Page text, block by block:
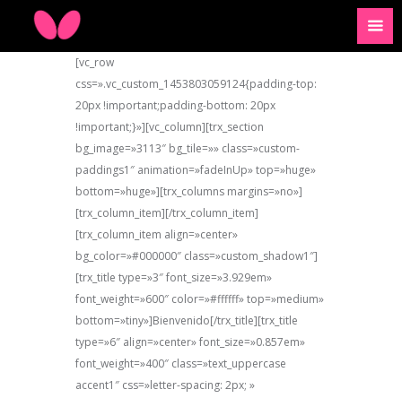
[vc_row
css=».vc_custom_1453803059124{padding-top:
20px !important;padding-bottom: 20px
!important;}»][vc_column][trx_section
bg_image=»3113″ bg_tile=»» class=»custom-
paddings1″ animation=»fadeInUp» top=»huge»
bottom=»huge»][trx_columns margins=»no»]
[trx_column_item][/trx_column_item]
[trx_column_item align=»center»
bg_color=»#000000″ class=»custom_shadow1″]
[trx_title type=»3″ font_size=»3.929em»
font_weight=»600″ color=»#ffffff» top=»medium»
bottom=»tiny»]Bienvenido[/trx_title][trx_title
type=»6″ align=»center» font_size=»0.857em»
font_weight=»400″ class=»text_uppercase
accent1″ css=»letter-spacing: 2px; »